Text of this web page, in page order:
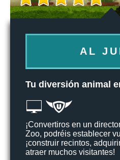
AL
Tu diversión animal
¡Convertiros en un
Zoo, podréis establecer
¡construir recintos,
atraer muchos visitantes!